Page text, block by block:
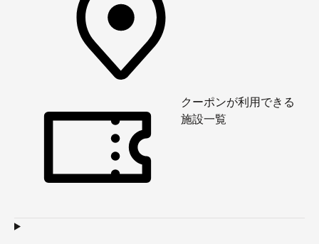
クーポンが利用できる
施設一覧